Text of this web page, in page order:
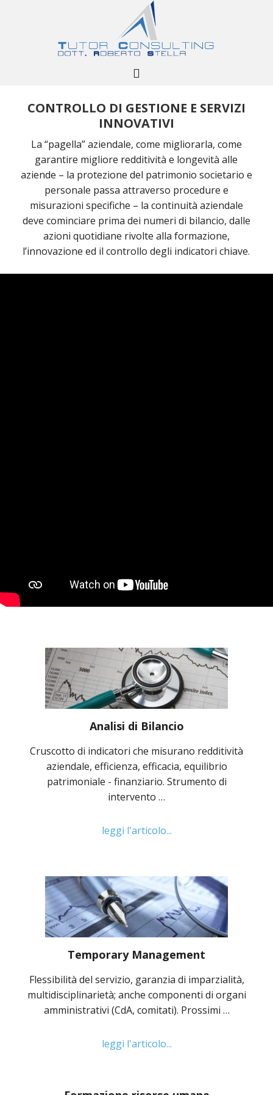
CONTROLLO DI GESTIONE E SERVIZI
INNOVATIVI
La “pagella” aziendale, come migliorarla, come
garantire migliore redditività e longevità alle
aziende – la protezione del patrimonio societario e
personale passa attraverso procedure e
misurazioni specifiche – la continuità aziendale
deve cominciare prima dei numeri di bilancio, dalle
azioni quotidiane rivolte alla formazione,
l’innovazione ed il controllo degli indicatori chiave.
Analisi di Bilancio
Cruscotto di indicatori che misurano redditività
aziendale, efficienza, efficacia, equilibrio
patrimoniale - finanziario. Strumento di
intervento …
leggi l'articolo...
Temporary Management
Flessibilità del servizio, garanzia di imparzialità,
multidisciplinarietà; anche componenti di organi
amministrativi (CdA, comitati). Prossimi …
leggi l'articolo...